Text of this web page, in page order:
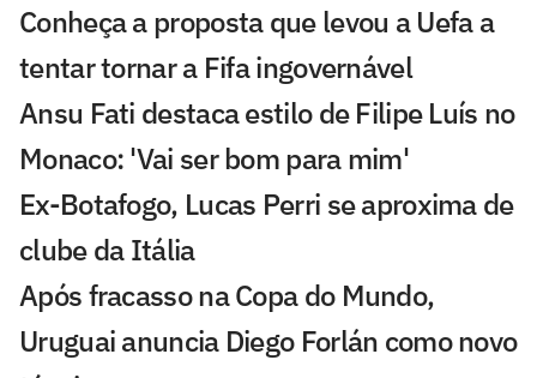
Conheça a proposta que levou a Uefa a
tentar tornar a Fifa ingovernável
Ansu Fati destaca estilo de Filipe Luís no
Monaco: 'Vai ser bom para mim'
Ex-Botafogo, Lucas Perri se aproxima de
clube da Itália
Após fracasso na Copa do Mundo,
Uruguai anuncia Diego Forlán como novo